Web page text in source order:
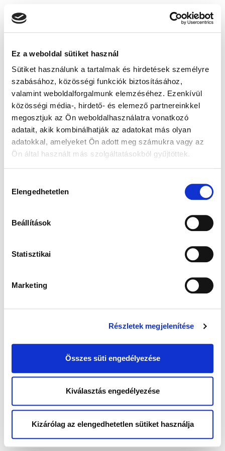
Ez a weboldal sütiket használ
Sütiket használunk a tartalmak és hirdetések személyre
szabásához, közösségi funkciók biztosításához,
valamint weboldalforgalmunk elemzéséhez. Ezenkívül
közösségi média-, hirdető- és elemező partnereinkkel
megosztjuk az Ön weboldalhasználatra vonatkozó
adatait, akik kombinálhatják az adatokat más olyan
adatokkal, amelyeket Ön adott meg számukra vagy az
Ön által használt más szolgáltatásokból gyűjtöttek.
kiválasztása
Elengedhetetlen
Beállítások
Statisztikai
Marketing
Részletek megjelenítése
Összes süti engedélyezése
Kiválasztás engedélyezése
Kizárólag az elengedhetetlen sütiket használja